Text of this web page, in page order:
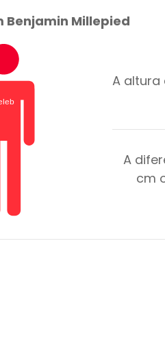
Benjamin Millepied
A altura
A
cm